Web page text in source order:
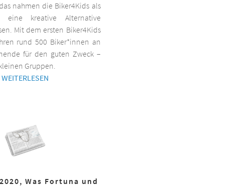
nahmen die Biker4Kids als
eine kreative Alternative
Mit dem ersten Biker4Kids
rund 500 Biker*innen an
für den guten Zweck –
Gruppen.
WEITERLESEN
Was Fortuna und